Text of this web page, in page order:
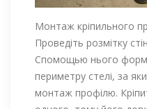
Монтаж кріпильного
Проведіть розмітку
Спомощью нього
периметру стелі, за
монтаж профілю.